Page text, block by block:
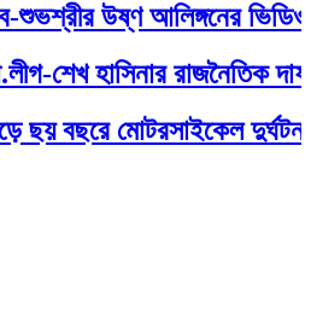
শুভশ্রীর উষ্ণ আলিঙ্গনের ভিডিও
শেখ হাসিনার রাজনৈতিক দাফন
ছয় বছরে মোটরসাইকেল